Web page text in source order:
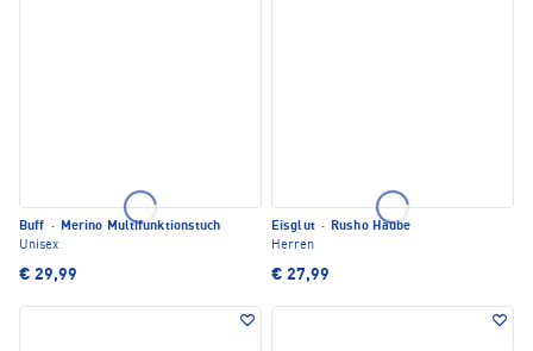
Buff · Merino Multifunktionstuch
Unisex
€ 29,99
Eisglut · Rusho Haube
Herren
€ 27,99